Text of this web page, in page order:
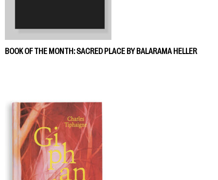
BOOK OF THE MONTH: SACRED PLACE BY BALARAMA HELLER